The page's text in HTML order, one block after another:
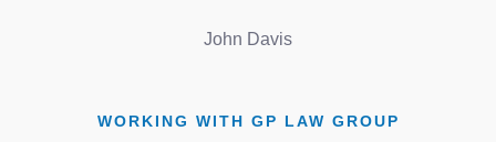
John Davis
WORKING WITH GP LAW GROUP